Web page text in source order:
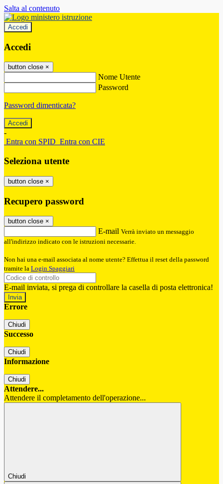
Salta al contenuto
Accedi
Accedi
button close ×
Nome Utente
Password
Password dimenticata?
-
Entra con SPID Entra con CIE
Seleziona utente
button close ×
Recupero password
button close ×
E-mail Verrà inviato un messaggio
all'indirizzo indicato con le istruzioni necessarie.
Non hai una e-mail associata al nome utente? Effettua il reset della password
tramite la Login Spaggiari
E-mail inviata, si prega di controllare la casella di posta elettronica!
Errore
Chiudi
Successo
Chiudi
Informazione
Chiudi
Attendere...
Attendere il completamento dell'operazione...
Chiudi